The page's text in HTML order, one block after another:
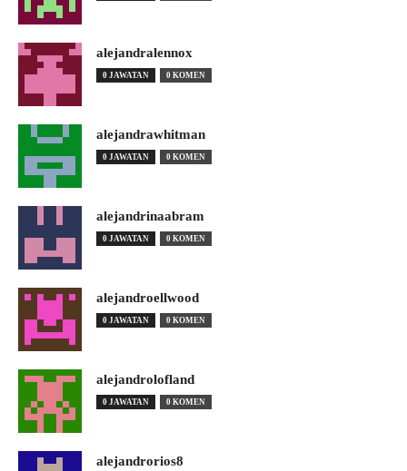
alejandralennox
0 JAWATAN 0 KOMEN
alejandrawhitman
0 JAWATAN 0 KOMEN
alejandrinaabram
0 JAWATAN 0 KOMEN
alejandroellwood
0 JAWATAN 0 KOMEN
alejandrolofland
0 JAWATAN 0 KOMEN
alejandrorios8